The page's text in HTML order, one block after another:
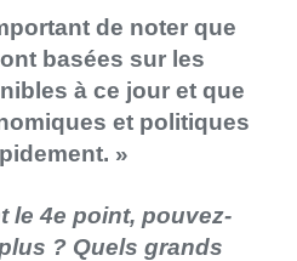
de noter que
basées sur les
à ce jour et que
et politiques
»
le 4e point, pouvez-
? Quels grands